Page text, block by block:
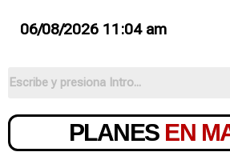
06/08/2026 11:04 am
PLANES EN